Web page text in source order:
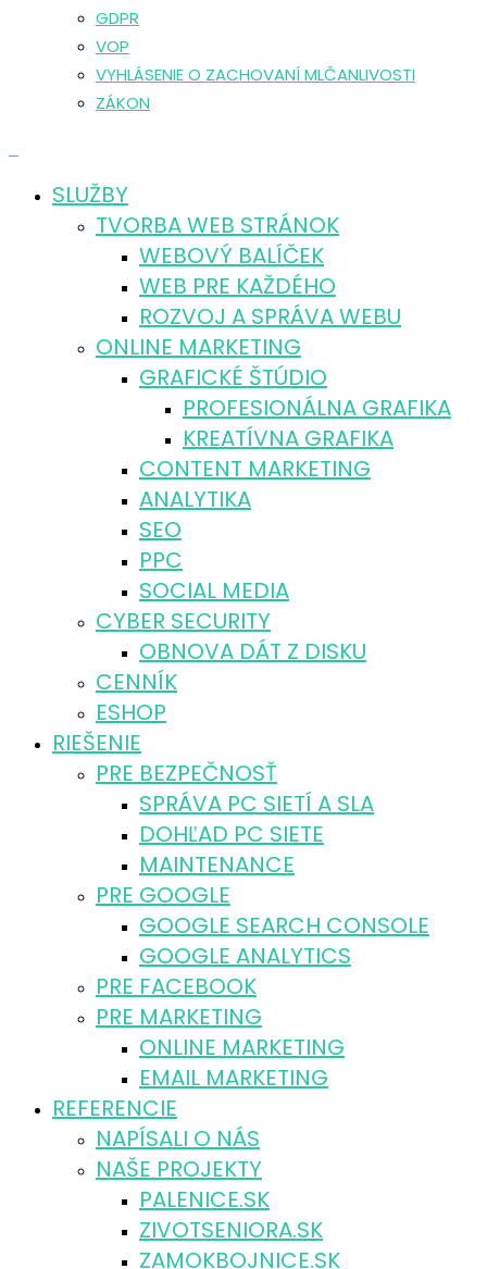
GDPR
VOP
VYHLÁSENIE O ZACHOVANÍ MLČANLIVOSTI
ZÁKON
SLUŽBY
TVORBA WEB STRÁNOK
WEBOVÝ BALÍČEK
WEB PRE KAŽDÉHO
ROZVOJ A SPRÁVA WEBU
ONLINE MARKETING
GRAFICKÉ ŠTÚDIO
PROFESIONÁLNA GRAFIKA
KREATÍVNA GRAFIKA
CONTENT MARKETING
ANALYTIKA
SEO
PPC
SOCIAL MEDIA
CYBER SECURITY
OBNOVA DÁT Z DISKU
CENNÍK
ESHOP
RIEŠENIE
PRE BEZPEČNOSŤ
SPRÁVA PC SIETÍ A SLA
DOHĽAD PC SIETE
MAINTENANCE
PRE GOOGLE
GOOGLE SEARCH CONSOLE
GOOGLE ANALYTICS
PRE FACEBOOK
PRE MARKETING
ONLINE MARKETING
EMAIL MARKETING
REFERENCIE
NAPÍSALI O NÁS
NAŠE PROJEKTY
PALENICE.SK
ZIVOTSENIORA.SK
ZAMOKBOJNICE.SK